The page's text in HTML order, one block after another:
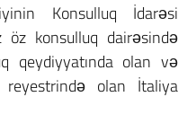
Konsulluq İdarəsi
öz konsulluq dairəsində
qeydiyyatında olan və
reyestrində olan İtaliya